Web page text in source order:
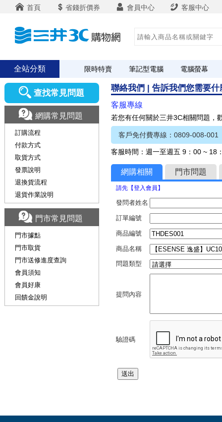
首頁 省錢折價券 會員中心 客服中心
全站分類 限時特賣 筆記型電腦 電腦螢幕
聯絡我們 | 告訴我們您需要什
客服專線
若您有任何關於三井3C相關問題，
客戶免付費專線：0809-008-001
客服時間：週一至週五 9：00 ~ 18
網購相關 門市問題
請先【登入會員】
發問者姓名
訂單編號
商品編號
商品名稱
問題類型
提問內容
驗證碼
查找常見問題
網購常見問題
訂購流程
付款方式
取貨方式
發票說明
退換貨流程
退貨作業說明
門市常見問題
門市據點
門市取貨
門市送修進度查詢
會員須知
會員好康
回饋金說明